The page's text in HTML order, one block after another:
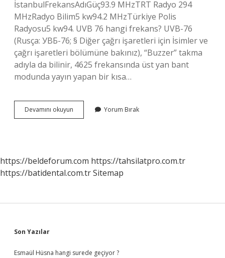
İstanbulFrekansAdıGüç93.9 MHzTRT Radyo 294
MHzRadyo Bilim5 kw94.2 MHzTürkiye Polis
Radyosu5 kw94. UVB 76 hangi frekans? UVB-76
(Rusça: УВБ-76; § Diğer çağrı işaretleri için İsimler ve
çağrı işaretleri bölümüne bakınız), “Buzzer” takma
adıyla da bilinir, 4625 frekansında üst yan bant
modunda yayın yapan bir kısa…
Devamını okuyun
Radyo
Yorum Bırak
https://beldeforum.com https://tahsilatpro.com.tr
https://batidental.com.trSitemap
Sidebar
Son Yazılar
Esmaül Hüsna hangi surede geçiyor ?